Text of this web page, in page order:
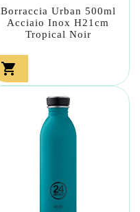
Borraccia Urban 500ml
Acciaio Inox H21cm
Tropical Noir
